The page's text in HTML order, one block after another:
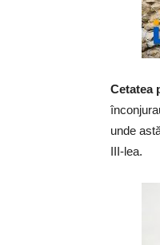
Cetatea
unde
III-lea.